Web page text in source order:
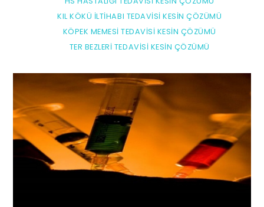
KIL KÖKÜ İLTIHABI TEDAVISI KESIN ÇÖZÜMÜ
KÖPEK MEMESI TEDAVISI KESIN ÇÖZÜMÜ
TER BEZLERI TEDAVISI KESIN ÇÖZÜMÜ